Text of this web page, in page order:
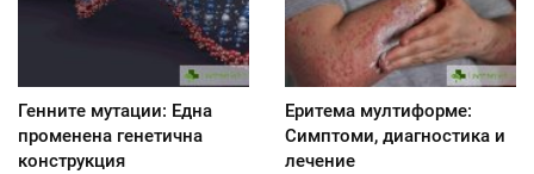
Генните мутации: Една
променена генетична
конструкция
Еритема мултиформе:
Симптоми, диагностика и
лечение